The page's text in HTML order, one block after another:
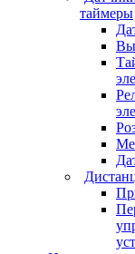
таймеры